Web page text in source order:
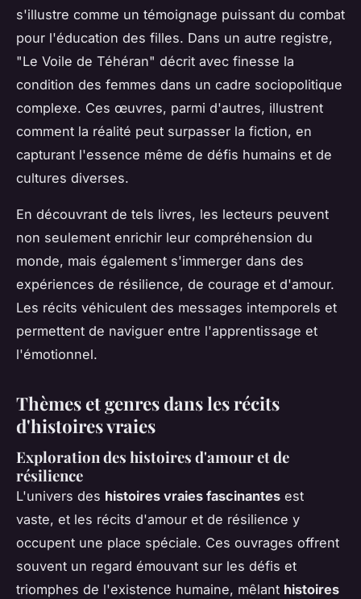
s'illustre comme un témoignage puissant du combat
pour l'éducation des filles. Dans un autre registre,
"Le Voile de Téhéran" décrit avec finesse la
condition des femmes dans un cadre sociopolitique
complexe. Ces œuvres, parmi d'autres, illustrent
comment la réalité peut surpasser la fiction, en
capturant l'essence même de défis humains et de
cultures diverses.
En découvrant de tels livres, les lecteurs peuvent
non seulement enrichir leur compréhension du
monde, mais également s'immerger dans des
expériences de résilience, de courage et d'amour.
Les récits véhiculent des messages intemporels et
permettent de naviguer entre l'apprentissage et
l'émotionnel.
Thèmes et genres dans les récits
d'histoires vraies
Exploration des histoires d'amour et de
résilience
L'univers des histoires vraies fascinantes est
vaste, et les récits d'amour et de résilience y
occupent une place spéciale. Ces ouvrages offrent
souvent un regard émouvant sur les défis et
triomphes de l'existence humaine, mêlant histoires